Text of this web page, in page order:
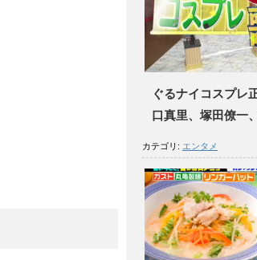
ぐるナイコスプレ
口真里、塚田僚一
カテゴリ: エンタメ